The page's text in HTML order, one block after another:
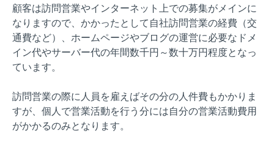
顧客は訪問営業やインターネット上での募集がメインに
なりますので、かかったとして自社訪問営業の経費（交
通費など）、ホームページやブログの運営に必要なドメ
イン代やサーバー代の年間数千円～数十万円程度となっ
ています。
訪問営業の際に人員を雇えばその分の人件費もかかりま
すが、個人で営業活動を行う分には自分の営業活動費用
がかかるのみとなります。